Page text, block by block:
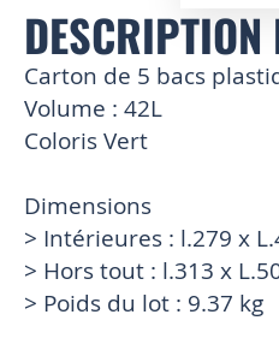
Skip
the
beginning
of
the
Carton de 5 bacs
Volume : 42L
Coloris Vert
Dimensions
> Intérieures : l.279 x
> Hors tout : l.313 x
> Poids du lot : 9.37 kg